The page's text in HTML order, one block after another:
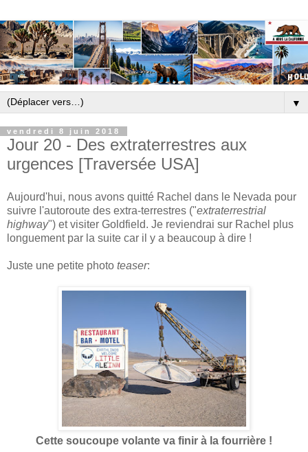
▼
vendredi 8 juin 2018
Jour 20 - Des extraterrestres aux
urgences [Traversée USA]
Aujourd'hui, nous avons quitté Rachel dans le Nevada pour
suivre l'autoroute des extra-terrestres ("extraterrestrial
highway") et visiter Goldfield. Je reviendrai sur Rachel plus
longuement par la suite car il y a beaucoup à dire !
Juste une petite photo teaser:
Cette soucoupe volante va finir à la fourrière !